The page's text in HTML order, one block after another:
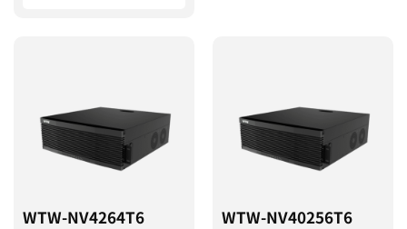
WTW-NV4264T6 WTW-NV40256T6